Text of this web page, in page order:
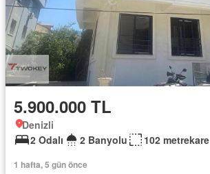
5.900.000 TL
Denizli
2 Odalı
2 Banyolu 102 metrekare
1 hafta, 5 gün önce